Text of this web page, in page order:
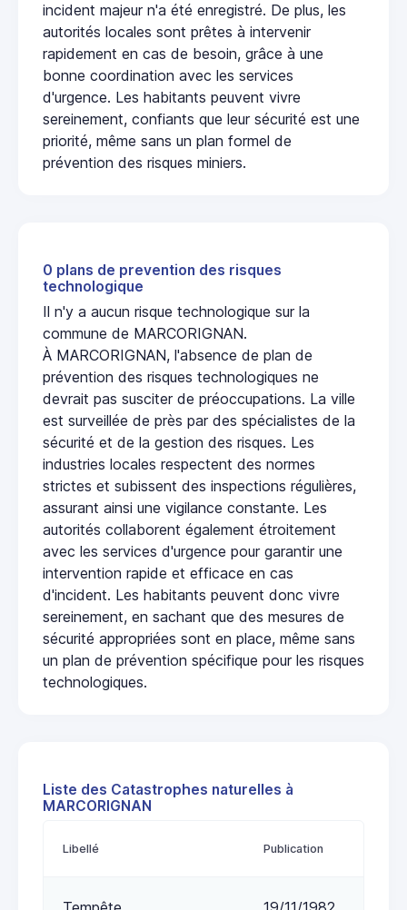
incident majeur n'a été enregistré. De plus, les
autorités locales sont prêtes à intervenir
rapidement en cas de besoin, grâce à une
bonne coordination avec les services
d'urgence. Les habitants peuvent vivre
sereinement, confiants que leur sécurité est une
priorité, même sans un plan formel de
prévention des risques miniers.
0 plans de prevention des risques
technologique
Il n'y a aucun risque technologique sur la
commune de MARCORIGNAN.
À MARCORIGNAN, l'absence de plan de
prévention des risques technologiques ne
devrait pas susciter de préoccupations. La ville
est surveillée de près par des spécialistes de la
sécurité et de la gestion des risques. Les
industries locales respectent des normes
strictes et subissent des inspections régulières,
assurant ainsi une vigilance constante. Les
autorités collaborent également étroitement
avec les services d'urgence pour garantir une
intervention rapide et efficace en cas
d'incident. Les habitants peuvent donc vivre
sereinement, en sachant que des mesures de
sécurité appropriées sont en place, même sans
un plan de prévention spécifique pour les risques
technologiques.
Liste des Catastrophes naturelles à
MARCORIGNAN
Libellé Publication